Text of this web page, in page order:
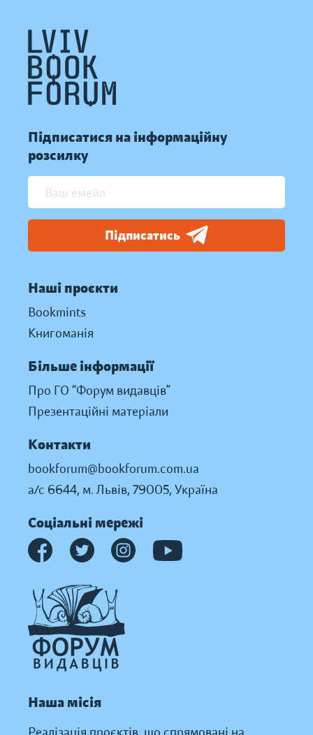
Підписатися на інформаційну
розсилку
Підписатись
Наші проєкти
Bookmints
Книгоманія
Більше інформації
Про ГО “Форум видавців”
Презентаційні матеріали
Контакти
bookforum@bookforum.com.ua
а/с 6644, м. Львів, 79005, Україна
Соціальні мережі
Наша місія